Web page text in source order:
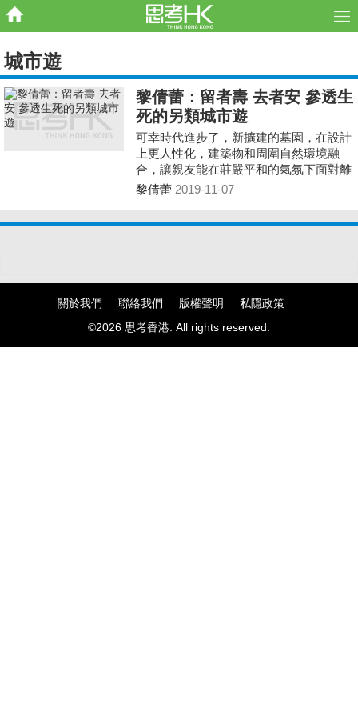
城市遊
黎倩蕾：留者壽 去者安 參透生
死的另類城市遊
可幸時代進步了，新擴建的墓園，在設計
上更人性化，建築物和周圍自然環境融
合，讓親友能在莊嚴平和的氣氛下面對離
別，功德無量。
黎倩蕾 2019-11-07
關於我們 聯絡我們 版權聲明
私隱政策
©2026 思考香港. All rights reserved.